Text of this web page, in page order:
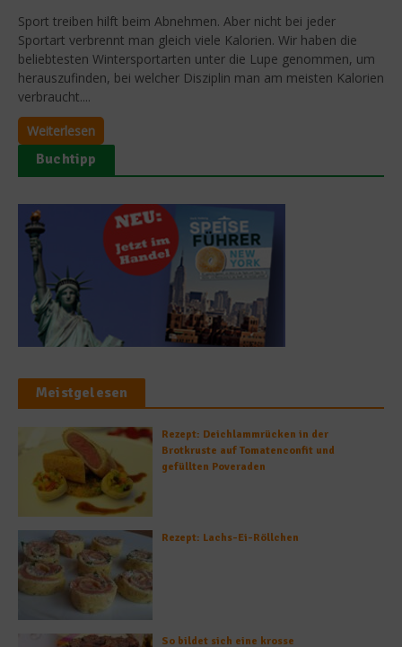
Sport treiben hilft beim Abnehmen. Aber nicht bei jeder
Sportart verbrennt man gleich viele Kalorien. Wir haben die
beliebtesten Wintersportarten unter die Lupe genommen, um
herauszufinden, bei welcher Disziplin man am meisten Kalorien
verbraucht....
Weiterlesen
Buchtipp
Meistgelesen
Rezept: Deichlammrücken in der
Brotkruste auf Tomatenconfit und
gefüllten Poveraden
Rezept: Lachs-Ei-Röllchen
So bildet sich eine krosse